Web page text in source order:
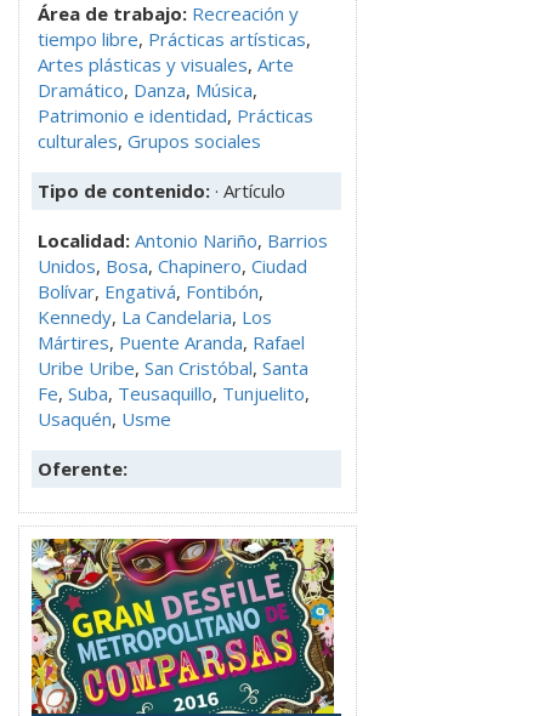
Área de trabajo: Recreación y
tiempo libre, Prácticas artísticas,
Artes plásticas y visuales, Arte
Dramático, Danza, Música,
Patrimonio e identidad, Prácticas
culturales, Grupos sociales
Tipo de contenido: · Artículo
Localidad: Antonio Nariño, Barrios
Unidos, Bosa, Chapinero, Ciudad
Bolívar, Engativá, Fontibón,
Kennedy, La Candelaria, Los
Mártires, Puente Aranda, Rafael
Uribe Uribe, San Cristóbal, Santa
Fe, Suba, Teusaquillo, Tunjuelito,
Usaquén, Usme
Oferente: